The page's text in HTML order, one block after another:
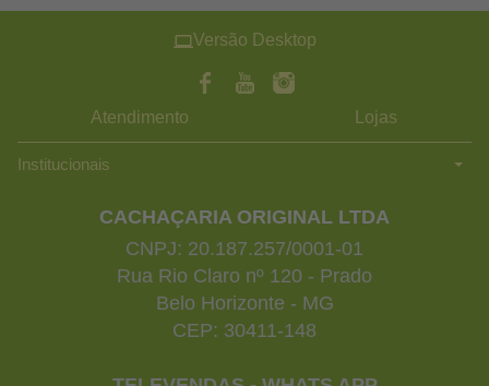
Versão Desktop
Atendimento Lojas
Institucionais
CACHAÇARIA ORIGINAL LTDA
CNPJ: 20.187.257/0001-01
Rua Rio Claro nº 120 - Prado
Belo Horizonte - MG
CEP: 30411-148